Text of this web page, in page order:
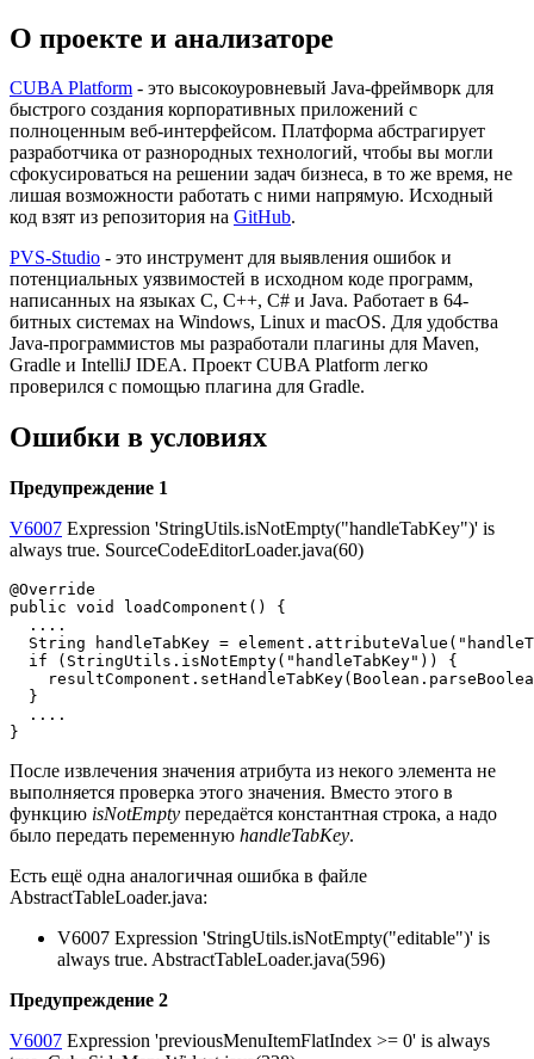
О проекте и анализаторе
CUBA Platform - это высокоуровневый Java-фреймворк для
быстрого создания корпоративных приложений с
полноценным веб-интерфейсом. Платформа абстрагирует
разработчика от разнородных технологий, чтобы вы могли
сфокусироваться на решении задач бизнеса, в то же время, не
лишая возможности работать с ними напрямую. Исходный
код взят из репозитория на GitHub.
PVS-Studio - это инструмент для выявления ошибок и
потенциальных уязвимостей в исходном коде программ,
написанных на языках C, C++, C# и Java. Работает в 64-
битных системах на Windows, Linux и macOS. Для удобства
Java-программистов мы разработали плагины для Maven,
Gradle и IntelliJ IDEA. Проект CUBA Platform легко
проверился с помощью плагина для Gradle.
Ошибки в условиях
Предупреждение 1
V6007 Expression 'StringUtils.isNotEmpty("handleTabKey")' is
always true. SourceCodeEditorLoader.java(60)
@Override
public void loadComponent() {
  ....
String handleTabKey =
  if (StringUtils.isNotEmpty("handleTabKey")) {
  }
  ....
}
После извлечения значения атрибута из некого элемента не
выполняется проверка этого значения. Вместо этого в
функцию isNotEmpty передаётся константная строка, а надо
было передать переменную handleTabKey.
Есть ещё одна аналогичная ошибка в файле
AbstractTableLoader.java:
V6007 Expression 'StringUtils.isNotEmpty("editable")' is
always true. AbstractTableLoader.java(596)
Предупреждение 2
V6007 Expression 'previousMenuItemFlatIndex >= 0' is always